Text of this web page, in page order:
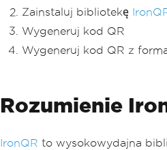
Zainstaluj bibliotekę
Wygeneruj kod QR
Wygeneruj kod QR z
Rozumienie
IronQR to wysokowydajna